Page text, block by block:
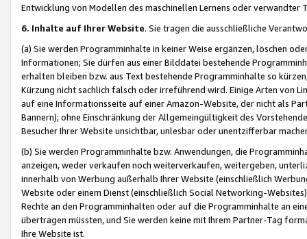
Entwicklung von Modellen des maschinellen Lernens oder
6. Inhalte auf Ihrer Website. Sie tragen die ausschließliche
(a) Sie werden Programminhalte in keiner Weise ergänzen, löschen
Informationen; Sie dürfen aus einer Bilddatei bestehende
erhalten bleiben bzw. aus Text bestehende Programminhalte so
Kürzung nicht sachlich falsch oder irreführend wird. Einige Arten von
auf eine Informationsseite auf einer Amazon-Website, der nicht als
Bannern); ohne Einschränkung der Allgemeingültigkeit des
Besucher Ihrer Website unsichtbar, unlesbar oder unentzifferbar
(b) Sie werden Programminhalte bzw. Anwendungen, die
anzeigen, weder verkaufen noch weiterverkaufen, weitergeben,
innerhalb von Werbung außerhalb Ihrer Website (einschließlich
Website oder einem Dienst (einschließlich Social Networking-
Rechte an den Programminhalten oder auf die Programminhalte an
übertragen müssten, und Sie werden keine mit Ihrem Partner-Tag
Ihre Website ist.